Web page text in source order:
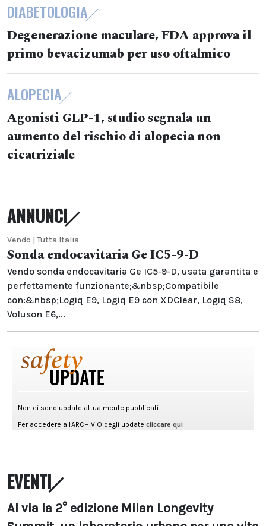
DIABETOLOGIA
Degenerazione maculare, FDA approva il
primo bevacizumab per uso oftalmico
ALOPECIA
Agonisti GLP-1, studio segnala un
aumento del rischio di alopecia non
cicatriziale
ANNUNCI
Vendo | Tutta Italia
Sonda endocavitaria Ge IC5-9-D
Vendo sonda endocavitaria Ge IC5-9-D, usata garantita e
perfettamente funzionante;&nbsp;Compatibile
con:&nbsp;Logiq E9, Logiq E9 con XDClear, Logiq S8,
Voluson E6,...
EVENTI
Al via la 2° edizione Milan Longevity